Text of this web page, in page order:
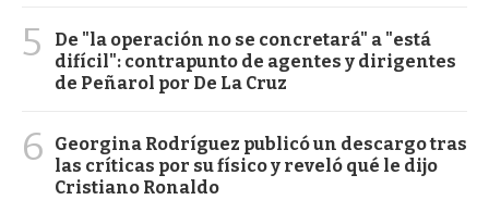
5
De "la operación no se concretará" a "está
difícil": contrapunto de agentes y dirigentes
de Peñarol por De La Cruz
6
Georgina Rodríguez publicó un descargo tras
las críticas por su físico y reveló qué le dijo
Cristiano Ronaldo